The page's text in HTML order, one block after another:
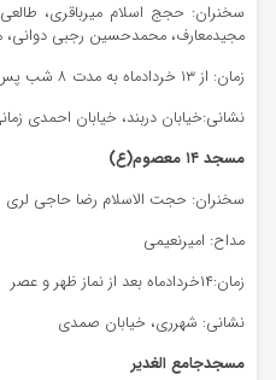
سخنران: حجج اسلام میرباقری،
مجیدمعارف، محمدحسین رجبی
زمان: از ۱۳ خردادماه به مدت ۸ شب پس از نماز مغرب و عشا
نشانی:خیابان دربند، خیابان احمدی
مسجد ۱۴ معصوم(ع)
سخنران: حجت الاسلام رضا حاجی لری
مداح: امیرنعیمی
زمان:۱۴خردادماه بعد از نماز ظهر و عصر
نشانی: شهرری، خیابان صمدی
مسجدجامع الغدیر